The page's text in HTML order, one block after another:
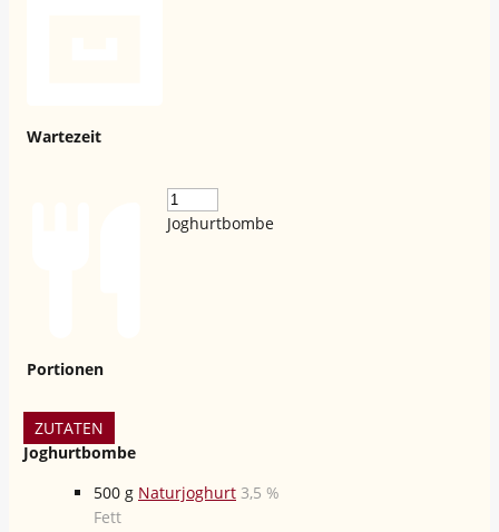
Wartezeit
Portionen
Joghurtbombe
ZUTATEN
Joghurtbombe
500 g Naturjoghurt 3,5 %
Fett